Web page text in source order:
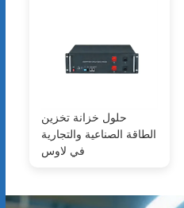
حلول خزانة تخزين
الطاقة الصناعية والتجارية
في لاوس